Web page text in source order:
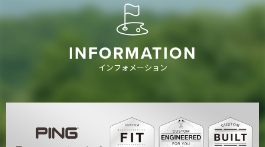
INFORMATION
インフォメーション